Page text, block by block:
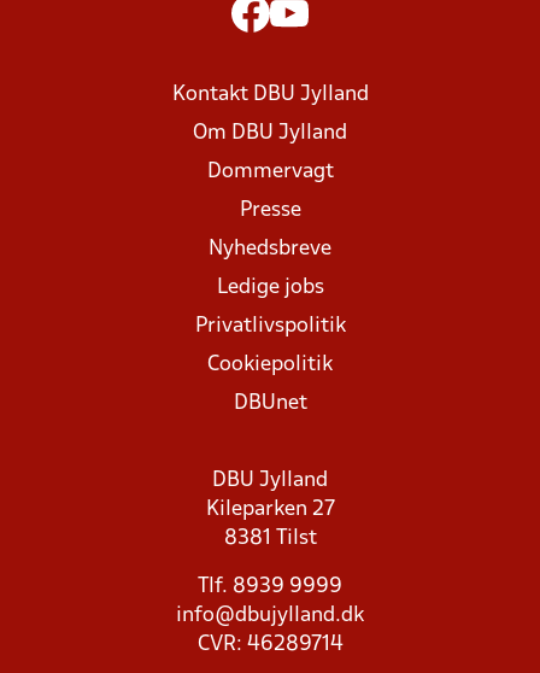
Kontakt DBU Jylland
Om DBU Jylland
Dommervagt
Presse
Nyhedsbreve
Ledige jobs
Privatlivspolitik
Cookiepolitik
DBUnet
DBU Jylland
Kileparken 27
8381 Tilst
Tlf. 8939 9999
info@dbujylland.dk
CVR: 46289714